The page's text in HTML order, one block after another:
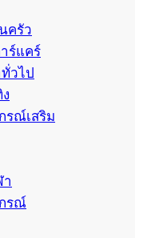
ครัว
ร์แคร์
วไป
รณ์เสริม
รณ์